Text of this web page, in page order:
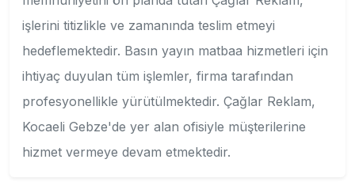
işlerini titizlikle ve zamanında teslim etmeyi
hedeflemektedir. Basın yayın matbaa hizmetleri için
ihtiyaç duyulan tüm işlemler, firma tarafından
profesyonellikle yürütülmektedir. Çağlar Reklam,
Kocaeli Gebze'de yer alan ofisiyle müşterilerine
hizmet vermeye devam etmektedir.